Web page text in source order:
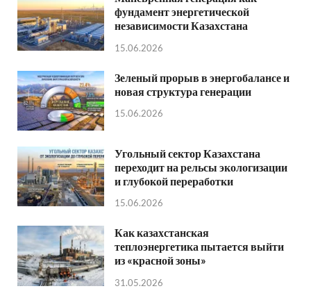
фундамент энергетической
независимости Казахстана
15.06.2026
Зеленый прорыв в энергобалансе и
новая структура генерации
15.06.2026
Угольный сектор Казахстана
переходит на рельсы экологизации
и глубокой переработки
15.06.2026
Как казахстанская
теплоэнергетика пытается выйти
из «красной зоны»
31.05.2026